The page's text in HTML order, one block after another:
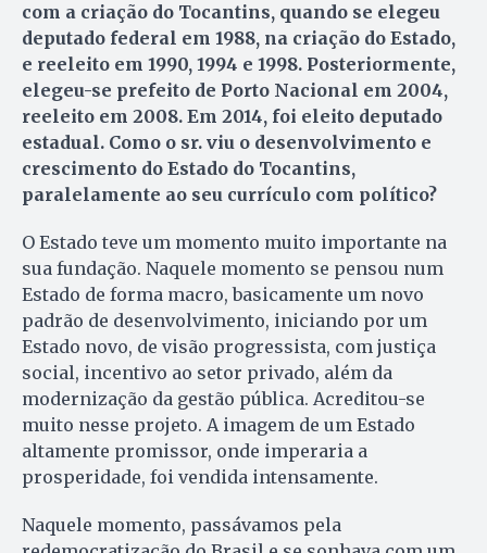
com a criação do Tocantins, quando se elegeu
deputado federal em 1988, na criação do Estado,
e reeleito em 1990, 1994 e 1998. Posteriormente,
elegeu-se prefeito de Porto Nacional em 2004,
reeleito em 2008. Em 2014, foi eleito deputado
estadual. Como o sr. viu o desenvolvimento e
crescimento do Estado do Tocantins,
paralelamente ao seu currículo com político?
O Estado teve um momento muito importante na
sua fundação. Naquele momento se pensou num
Estado de forma macro, basicamente um novo
padrão de desenvolvimento, iniciando por um
Estado novo, de visão progressista, com justiça
social, incentivo ao setor privado, além da
modernização da gestão pública. Acreditou-se
muito nesse projeto. A imagem de um Estado
altamente promissor, onde imperaria a
prosperidade, foi vendida intensamente.
Naquele momento, passávamos pela